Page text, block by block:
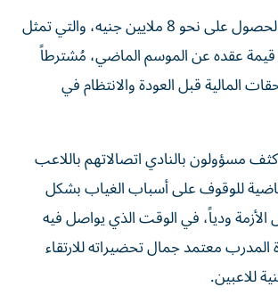
ويطالب السعيد بالحصول على نحو 8 ملايين جنيه، والتي تمثل
قيمة عقده عن الموسم الماضي، مُشترطاً
المالية قبل العودة والانتظام في
مسؤولون بالنادي اتصالاتهم باللاعب
للوقوف على أسباب الغياب بشكل
ودياً، في الوقت الذي يواصل فيه
المدرب معتمد جمال تحضيراته للارتقاء
للاعبين.